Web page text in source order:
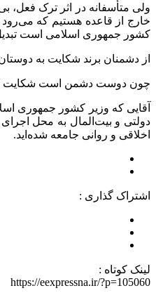
ولی متأسفانه در اثر ترک فعل،
خارج از قاعده هستیم که می‌رود
کشور جمهوری اسلامی است
از دشمنان برند شکایت به
چون دوست دشمن است شکایت
آقایی که وزیر کشور جمهوری
دولتی و بیت‌المال به محل
اخلاقی و روانی جامعه شده‌اید.
اشتراک گذاری :
لینک کوتاه :
https://eexpressna.ir/?p=105060